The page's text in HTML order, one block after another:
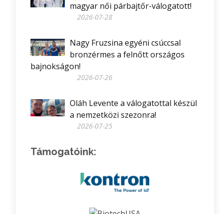
magyar női párbajtőr-válogatott!
2026-07-28
Nagy Fruzsina egyéni csúccsal
bronzérmes a felnőtt országos
bajnokságon!
2026-07-26
Oláh Levente a válogatottal készül
a nemzetközi szezonra!
2026-07-25
Támogatóink: